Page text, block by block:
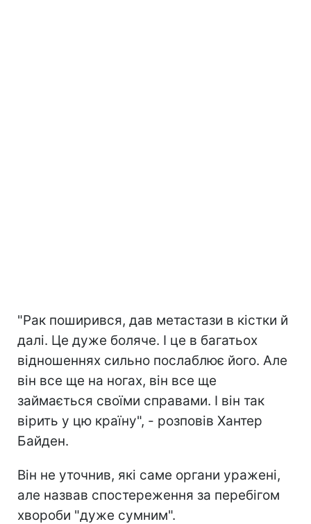
"Рак поширився, дав метастази в кістки й
далі. Це дуже боляче. І це в багатьох
відношеннях сильно послаблює його. Але
він все ще на ногах, він все ще
займається своїми справами. І він так
вірить у цю країну", - розповів Хантер
Байден.
Він не уточнив, які саме органи уражені,
але назвав спостереження за перебігом
хвороби "дуже сумним".